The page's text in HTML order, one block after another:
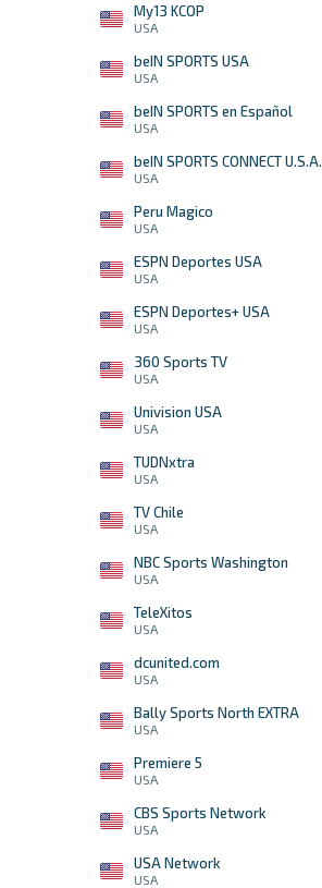
My13 KCOP
USA
beIN SPORTS USA
USA
beIN SPORTS en Español
USA
beIN SPORTS CONNECT U.S.A.
USA
Peru Magico
USA
ESPN Deportes USA
USA
ESPN Deportes+ USA
USA
360 Sports TV
USA
Univision USA
USA
TUDNxtra
USA
TV Chile
USA
NBC Sports Washington
USA
TeleXitos
USA
dcunited.com
USA
Bally Sports North EXTRA
USA
Premiere 5
USA
CBS Sports Network
USA
USA Network
USA